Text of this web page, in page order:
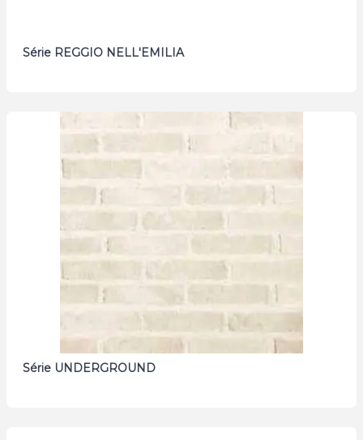
Série REGGIO NELL'EMILIA
Série UNDERGROUND